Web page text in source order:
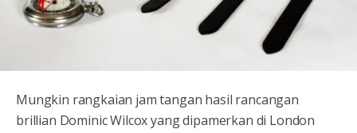
Mungkin rangkaian jam tangan hasil rancangan
brillian Dominic Wilcox yang dipamerkan di London